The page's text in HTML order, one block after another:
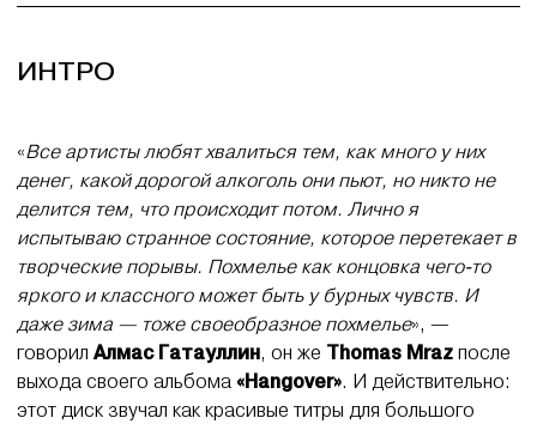
ИНТРО
«Все артисты любят хвалиться тем, как много у них
денег, какой дорогой алкоголь они пьют, но никто не
делится тем, что происходит потом. Лично я
испытываю странное состояние, которое перетекает в
творческие порывы. Похмелье как концовка чего-то
яркого и классного может быть у бурных чувств. И
даже зима — тоже своеобразное похмелье», —
говорил Алмас Гатауллин, он же Thomas Mraz после
выхода своего альбома «Hangover». И действительно:
этот диск звучал как красивые титры для большого